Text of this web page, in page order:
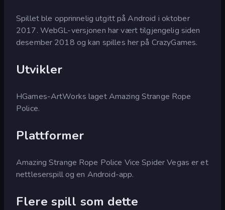
Spillet ble opprinnelig utgitt på Android i oktober
2017. WebGL-versjonen har vært tilgjengelig siden
desember 2018 og kan spilles her på CrazyGames.
Utvikler
HGames-ArtWorks laget Amazing Strange Rope
Police.
Plattformer
Amazing Strange Rope Police Vice Spider Vegas er et
nettleserspill og en Android-app.
Flere spill som dette